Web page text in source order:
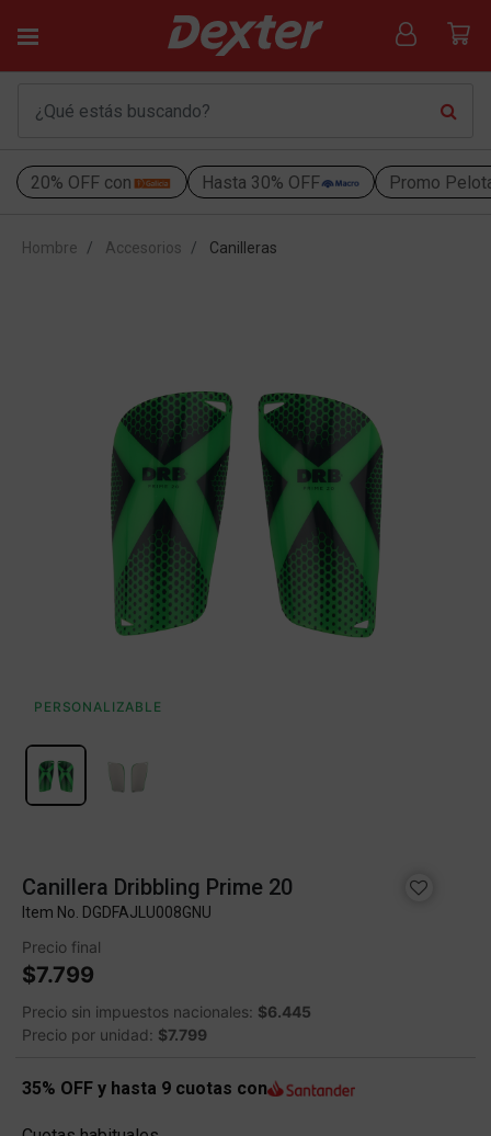
20% OFF con Hasta 30% OFF Promo
Hombre Accesorios Canilleras
PERSONALIZABLE
Canillera Dribbling Prime 20
Item No. DGDFAJLU008GNU
Precio final
$7.799
Precio sin impuestos nacionales: $6.445
Precio por unidad: $7.799
35% OFF y hasta 9 cuotas con